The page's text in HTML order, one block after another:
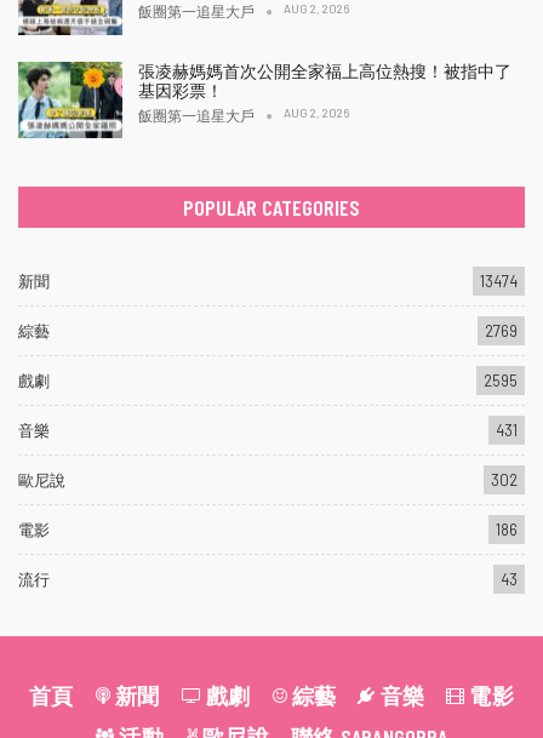
飯圈第一追星大戶 AUG 2, 2026
張凌赫媽媽首次公開全家福上高位熱搜！被指中了
基因彩票！
飯圈第一追星大戶 AUG 2, 2026
POPULAR CATEGORIES
新聞 13474
綜藝 2769
戲劇 2595
音樂 431
歐尼說 302
電影 186
流行 43
首頁 新聞 戲劇 綜藝 音樂
電影